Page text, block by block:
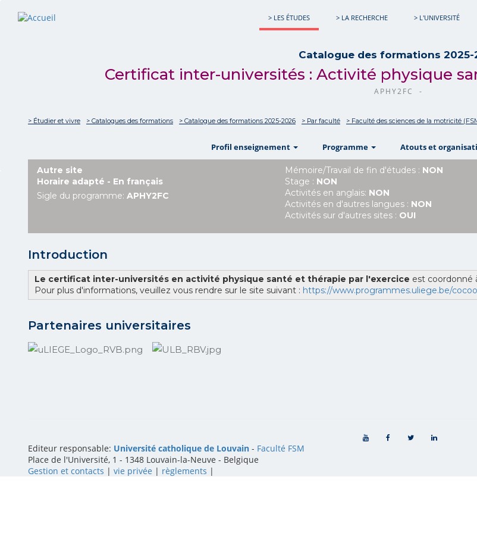
> LES ÉTUDES > LA RECHERCHE > L'UNIVERSITÉ
Catalogue des formations 2025-
Certificat inter-universités : Activité physique
APHY2FC -
> Étudier et vivre > Catalogues des formations > Catalogue des formations 2025-2026 > Par faculté > Faculté des sciences de la motricité
Profil enseignement Programme showAtouts et
Autre site
Horaire adapté - En français
Sigle du programme: APHY2FC
Mémoire/Travail de fin d'études : NON
Stage : NON
Activités en anglais: NON
Activités en d'autres langues : NON
Activités sur d'autres sites : OUI
Introduction
Le certificat inter-universités en activité physique santé et thérapie par l'exercice est coordonné
Pour plus d'informations, veuillez vous rendre sur le site suivant : https://www.programmes.uliege.be/
Partenaires universitaires
Editeur responsable: Université catholique de Louvain - Faculté FSM
Place de l'Université, 1 - 1348 Louvain-la-Neuve - Belgique
Gestion et contacts | vie privée | règlements |